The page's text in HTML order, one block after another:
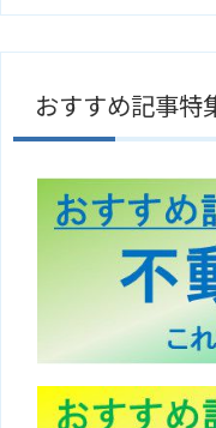
おすすめ記事特